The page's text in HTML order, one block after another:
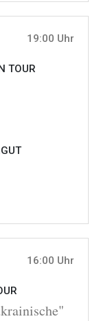
19:00 Uhr
TOUR
16:00 Uhr